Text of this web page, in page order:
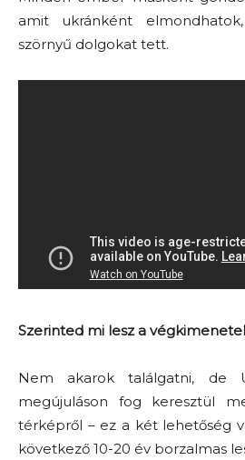
amit ukránként
szörnyű dolgokat tett.
Szerinted mi lesz a
Nem akarok találgatni, de
megújuláson fog keresztül
térképről – ez a két lehetőség
következő 10-20 év borzalmas